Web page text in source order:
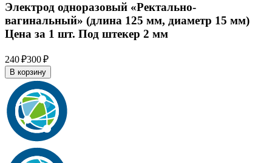
Электрод одноразовый «Ректально-
вагинальный» (длина 125 мм, диаметр 15 мм)
Цена за 1 шт. Под штекер 2 мм
240 ₽300 ₽
В корзину